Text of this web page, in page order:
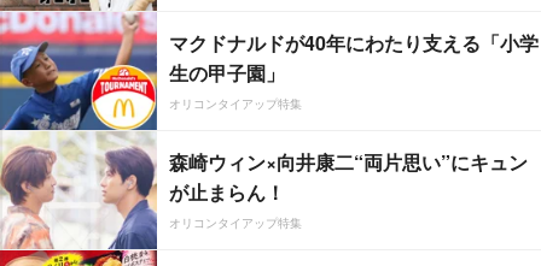
マクドナルドが40年にわたり支える「小学
生の甲子園」
オリコンタイアップ特集
森崎ウィン×向井康二“両片思い”にキュン
が止まらん！
オリコンタイアップ特集